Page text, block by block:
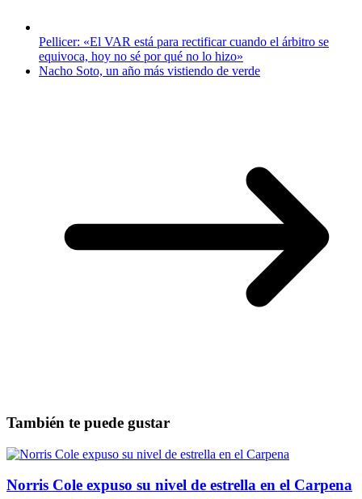
Pellicer: «El VAR está para rectificar cuando el árbitro se
equivoca, hoy no sé por qué no lo hizo»
Nacho Soto, un año más vistiendo de verde
También te puede gustar
Norris Cole expuso su nivel de estrella en el Carpena